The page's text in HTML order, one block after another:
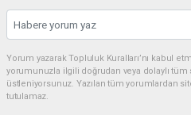
Yorum yazarak Topluluk Kuralları’nı kabul
yorumunuzla ilgili doğrudan veya dolaylı tüm
üstleniyorsunuz. Yazılan tüm yorumlardan
tutulamaz.